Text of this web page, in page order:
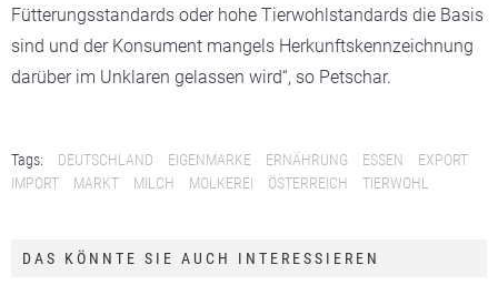
Fütterungsstandards oder hohe Tierwohlstandards die Basis
sind und der Konsument mangels Herkunftskennzeichnung
darüber im Unklaren gelassen wird“, so Petschar.
Tags: DEUTSCHLAND EIGENMARKE ERNÄHRUNG ESSEN
EXPORT
IMPORT
MARKT MILCH MOLKEREI ÖSTERREICH TIERWOHL
DAS KÖNNTE SIE AUCH INTERESSIEREN